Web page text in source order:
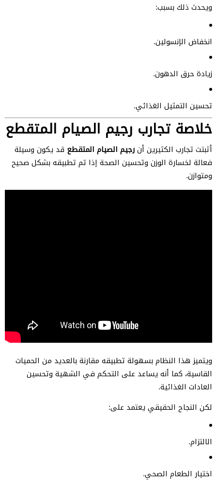
ويحدث ذلك بسبب:
انخفاض الإنسولين.
زيادة حرق الدهون.
تحسين التمثيل الغذائي.
خلاصة تجارب رجيم الصيام المتقطع
أثبتت تجارب الكثيرين أنرجيم الصيام المتقطع قد يكون وسيلة
فعالة لخسارة الوزن وتحسين الصحة إذا تم تطبيقه بشكل صحيح
ومتوازن.
ويتميز هذا النظام بسهولة تطبيقه مقارنة بالعديد من الحميات
القاسية، كما أنه يساعد على التحكم في الشهية وتحسين
العادات الغذائية.
لكن النجاح الحقيقي يعتمد على:
الالتزام.
اختيار الطعام الصحي.